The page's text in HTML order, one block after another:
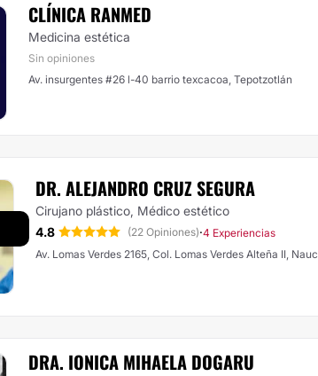
CLÍNICA RANMED
Medicina estética
Sin opiniones
Av. insurgentes #26 l-40 barrio texcacoa, Tepotzotlán
DR. ALEJANDRO CRUZ SEGURA
Cirujano plástico, Médico estético
4.8
(22 Opiniones)·4 Experiencias
Av. Lomas Verdes 2165, Col. Lomas Verdes Alteña II,
DRA. IONICA MIHAELA DOGARU